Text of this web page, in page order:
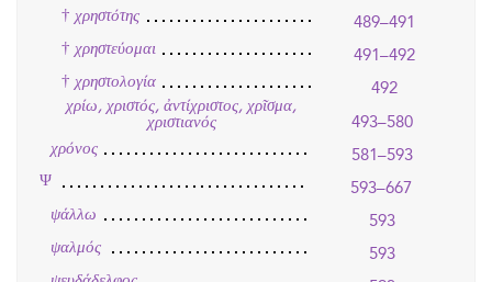
† χρηστότης
489–491
† χρηστεύομαι
491–492
† χρηστολογία
492
χρίω, χριστός, ἀντίχριστος, χρῖσμα,
χριστιανός
493–580
χρόνος
581–593
Ψ
593–667
ψάλλω
593
ψαλμός
593